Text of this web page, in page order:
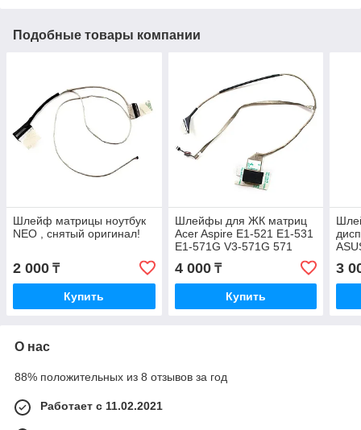
Подобные товары компании
Шлейф матрицы ноутбук
NEO , снятый оригинал!
2 000 ₸
Купить
Шлейфы для ЖК матриц
Acer Aspire E1-521 E1-531
E1-571G V3-571G 571
DC02001FO10
DC02001F01 40pin
(Снятый)
4 000₸
Купить
3
О нас
88% положительных из 8 отзывов за год
Работает с 11.02.2021